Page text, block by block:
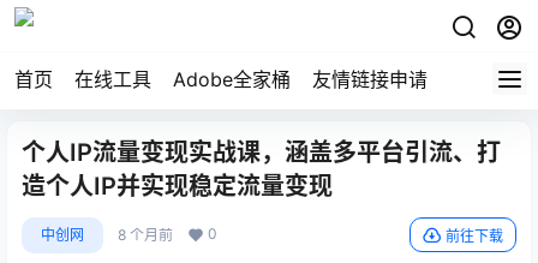
首页 在线工具 Adobe全家桶 友情链接申请
个人IP流量变现实战课，涵盖多平台引流、打
造个人IP并实现稳定流量变现
中创网 8 个月前 0 前往下载